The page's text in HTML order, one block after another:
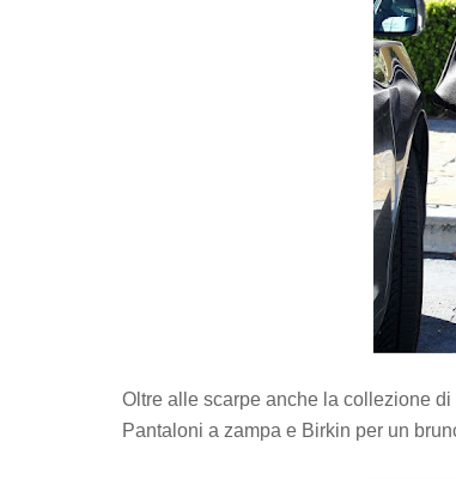
Oltre alle scarpe anche la collezione
Pantaloni a zampa e Birkin per un